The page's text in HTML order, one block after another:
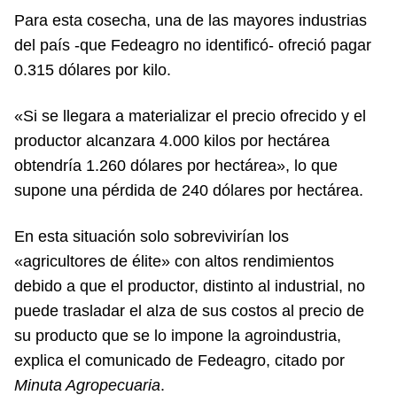
Para esta cosecha, una de las mayores industrias
del país -que Fedeagro no identificó- ofreció pagar
0.315 dólares por kilo.
«Si se llegara a materializar el precio ofrecido y el
productor alcanzara 4.000 kilos por hectárea
obtendría 1.260 dólares por hectárea», lo que
supone una pérdida de 240 dólares por hectárea.
En esta situación solo sobrevivirían los
«agricultores de élite» con altos rendimientos
debido a que el productor, distinto al industrial, no
puede trasladar el alza de sus costos al precio de
su producto que se lo impone la agroindustria,
explica el comunicado de Fedeagro, citado por
Minuta Agropecuaria.